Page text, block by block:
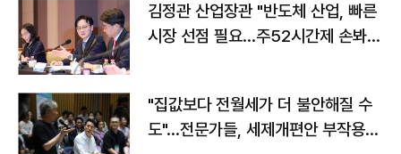
김정관 산업장관 "반도체 산업, 빠른
시장 선점 필요…주52시간제 손봐
"집값보다 전월세가 더 불안해질 수
도"…전문가들, 세제개편안 부작용